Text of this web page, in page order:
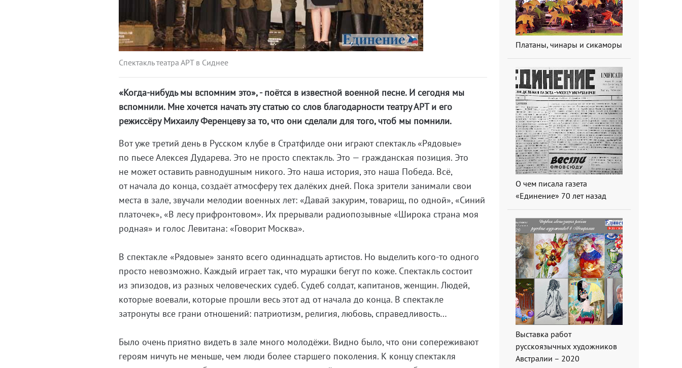
Спектакль театра АРТ в Сиднее
«Когда-нибудь мы вспомним это», - поётся в известной военной песне. И сегодня мы
вспомнили. Мне хочется начать эту статью со слов благодарности театру АРТ и его
режиссёру Михаилу Ференцеву за то, что они сделали для того, чтоб мы помнили.
Вот уже третий день в Русском клубе в Стратфилде они играют спектакль «Рядовые»
по пьесе Алексея Дударева. Это не просто спектакль. Это — гражданская позиция. Это
не может оставить равнодушным никого. Это наша история, это наша Победа. Всё,
от начала до конца, создаёт атмосферу тех далёких дней. Пока зрители занимали свои
места в зале, звучали мелодии военных лет: «Давай закурим, товарищ, по одной», «Синий
платочек», «В лесу прифронтовом». Их прерывали радиопозывные «Широка страна моя
родная» и голос Левитана: «Говорит Москва».
В спектакле «Рядовые» занято всего одиннадцать артистов. Но выделить кого-то одного
просто невозможно. Каждый играет так, что мурашки бегут по коже. Спектакль состоит
из эпизодов, из разных человеческих судеб. Судеб солдат, капитанов, женщин. Людей,
которые воевали, которые прошли весь этот ад от начала до конца. В спектакле
затронуты все грани отношений: патриотизм, религия, любовь, справедливость…
Было очень приятно видеть в зале много молодёжи. Видно было, что они сопереживают
героям ничуть не меньше, чем люди более старшего поколения. К концу спектакля
Платаны, чинары и сикаморы
О чем писала газета
«Единение» 70 лет назад
Выставка работ
русскоязычных художников
Австралии – 2020